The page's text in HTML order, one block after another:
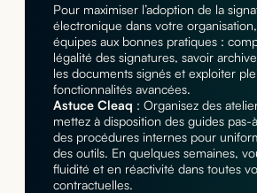
Pour maximiser l’adoption de la
électronique dans votre
équipes aux bonnes pratiques :
légalité des signatures, savoir
les documents signés et exploiter
fonctionnalités avancées.
Astuce Cleaq : Organisez des
mettez à disposition des guides pas-
des procédures internes pour
des outils. En quelques semaines,
fluidité et en réactivité dans toutes
contractuelles.